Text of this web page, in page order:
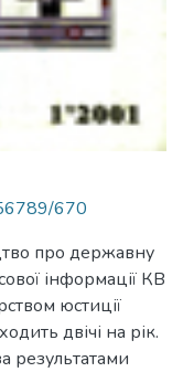
670
про державну
інформації КВ
юстиції
двічі на рік.
результатами